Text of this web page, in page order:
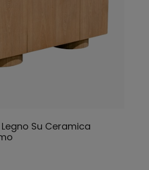
Su Ceramica